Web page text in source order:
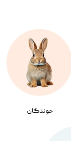
جوندگان